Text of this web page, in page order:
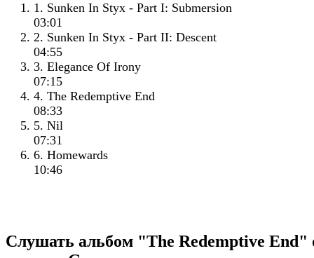
1. Sunken In Styx - Part I: Submersion
03:01
2. Sunken In Styx - Part II: Descent
04:55
3. Elegance Of Irony
07:15
4. The Redemptive End
08:33
5. Nil
07:31
6. Homewards
10:46
Слушать альбом "The Redemptive End"